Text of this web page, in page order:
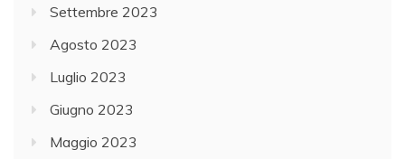
Settembre 2023
Agosto 2023
Luglio 2023
Giugno 2023
Maggio 2023